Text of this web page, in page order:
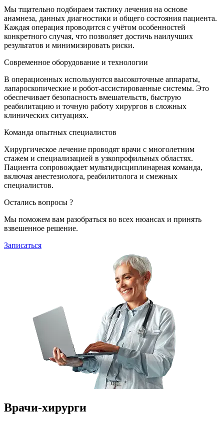
Мы тщательно подбираем тактику лечения на основе
анамнеза, данных диагностики и общего состояния пациента.
Каждая операция проводится с учётом особенностей
конкретного случая, что позволяет достичь наилучших
результатов и минимизировать риски.
Современное оборудование и технологии
В операционных используются высокоточные аппараты,
лапароскопические и робот-ассистированные системы. Это
обеспечивает безопасность вмешательств, быструю
реабилитацию и точную работу хирургов в сложных
клинических ситуациях.
Команда опытных специалистов
Хирургическое лечение проводят врачи с многолетним
стажем и специализацией в узкопрофильных областях.
Пациента сопровождает мультидисциплинарная команда,
включая анестезиолога, реабилитолога и смежных
специалистов.
Остались вопросы ?
Мы поможем вам разобраться во всех нюансах и принять
взвешенное решение.
Записаться
Врачи-хирурги